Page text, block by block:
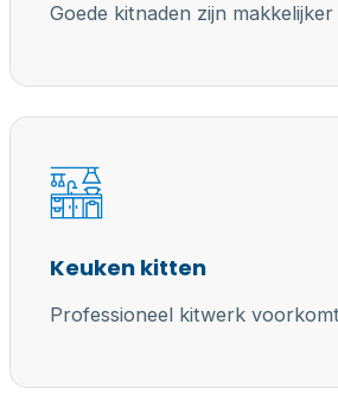
Goede kitnaden zijn
Keuken kitten
Professioneel kitwerk